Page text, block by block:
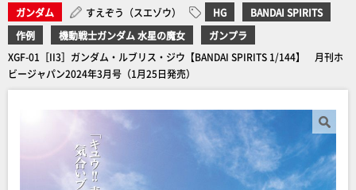
ガンダム すえぞう（スエゾウ） HG
BANDAI SPIRITS
作例
機動戦士ガンダム 水星の魔女
ガンプラ
XGF-01［II3］ガンダム・ルブリス・ジウ【BANDAI SPIRITS 1/144】 月刊ホ
ビージャパン2024年3月号（1月25日発売）